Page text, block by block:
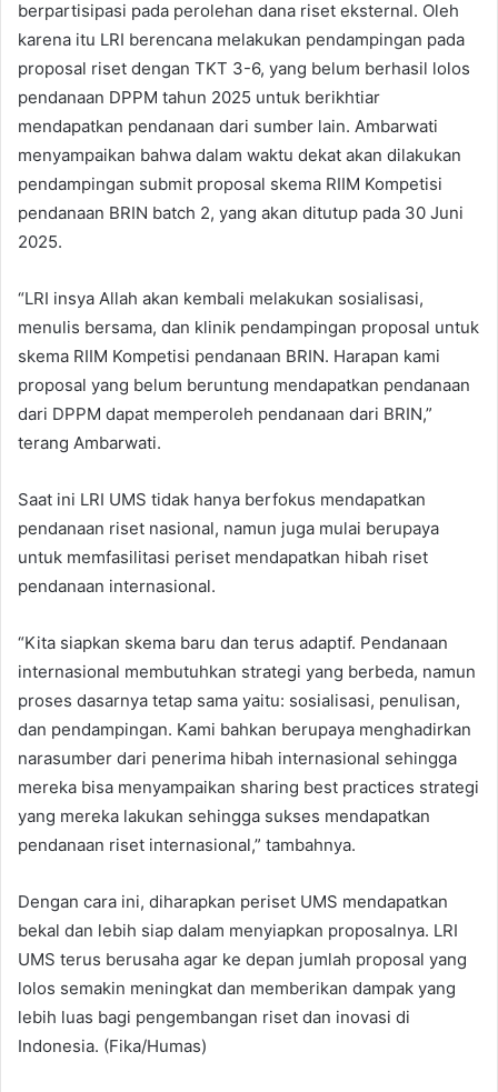
berpartisipasi pada perolehan dana riset eksternal. Oleh
karena itu LRI berencana melakukan pendampingan pada
proposal riset dengan TKT 3-6, yang belum berhasil lolos
pendanaan DPPM tahun 2025 untuk berikhtiar
mendapatkan pendanaan dari sumber lain. Ambarwati
menyampaikan bahwa dalam waktu dekat akan dilakukan
pendampingan submit proposal skema RIIM Kompetisi
pendanaan BRIN batch 2, yang akan ditutup pada 30 Juni
2025.
“LRI insya Allah akan kembali melakukan sosialisasi,
menulis bersama, dan klinik pendampingan proposal untuk
skema RIIM Kompetisi pendanaan BRIN. Harapan kami
proposal yang belum beruntung mendapatkan pendanaan
dari DPPM dapat memperoleh pendanaan dari BRIN,”
terang Ambarwati.
Saat ini LRI UMS tidak hanya berfokus mendapatkan
pendanaan riset nasional, namun juga mulai berupaya
untuk memfasilitasi periset mendapatkan hibah riset
pendanaan internasional.
“Kita siapkan skema baru dan terus adaptif. Pendanaan
internasional membutuhkan strategi yang berbeda, namun
proses dasarnya tetap sama yaitu: sosialisasi, penulisan,
dan pendampingan. Kami bahkan berupaya menghadirkan
narasumber dari penerima hibah internasional sehingga
mereka bisa menyampaikan sharing best practices strategi
yang mereka lakukan sehingga sukses mendapatkan
pendanaan riset internasional,” tambahnya.
Dengan cara ini, diharapkan periset UMS mendapatkan
bekal dan lebih siap dalam menyiapkan proposalnya. LRI
UMS terus berusaha agar ke depan jumlah proposal yang
lolos semakin meningkat dan memberikan dampak yang
lebih luas bagi pengembangan riset dan inovasi di
Indonesia. (Fika/Humas)